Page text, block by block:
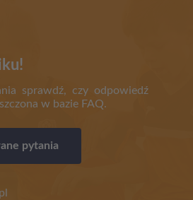
sprawdź, czy odpowiedź
w bazie FAQ.
pytania